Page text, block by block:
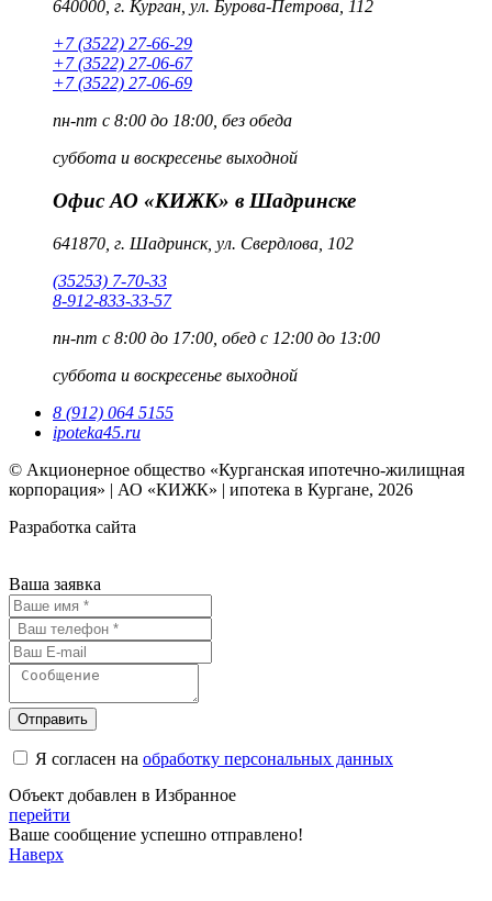
640000, г. Курган, ул. Бурова-Петрова, 112
+7 (3522) 27-66-29
+7 (3522) 27-06-67
+7 (3522) 27-06-69
пн-пт с 8:00 до 18:00, без обеда
суббота и воскресенье выходной
Офис АО «КИЖК» в Шадринске
641870, г. Шадринск, ул. Свердлова, 102
(35253) 7-70-33
8-912-833-33-57
пн-пт с 8:00 до 17:00, обед с 12:00 до 13:00
суббота и воскресенье выходной
8 (912) 064 5155
ipoteka45.ru
© Акционерное общество «Курганская ипотечно-жилищная
корпорация» | АО «КИЖК» | ипотека в Кургане, 2026
Разработка сайта
Ваша заявка
Отправить
Я согласен на обработку персональных данных
Объект добавлен в Избранное
перейти
Ваше сообщение успешно отправлено!
Наверх